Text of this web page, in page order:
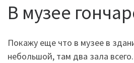
В музее
Покажу еще что в музее в
небольшой, там два зала